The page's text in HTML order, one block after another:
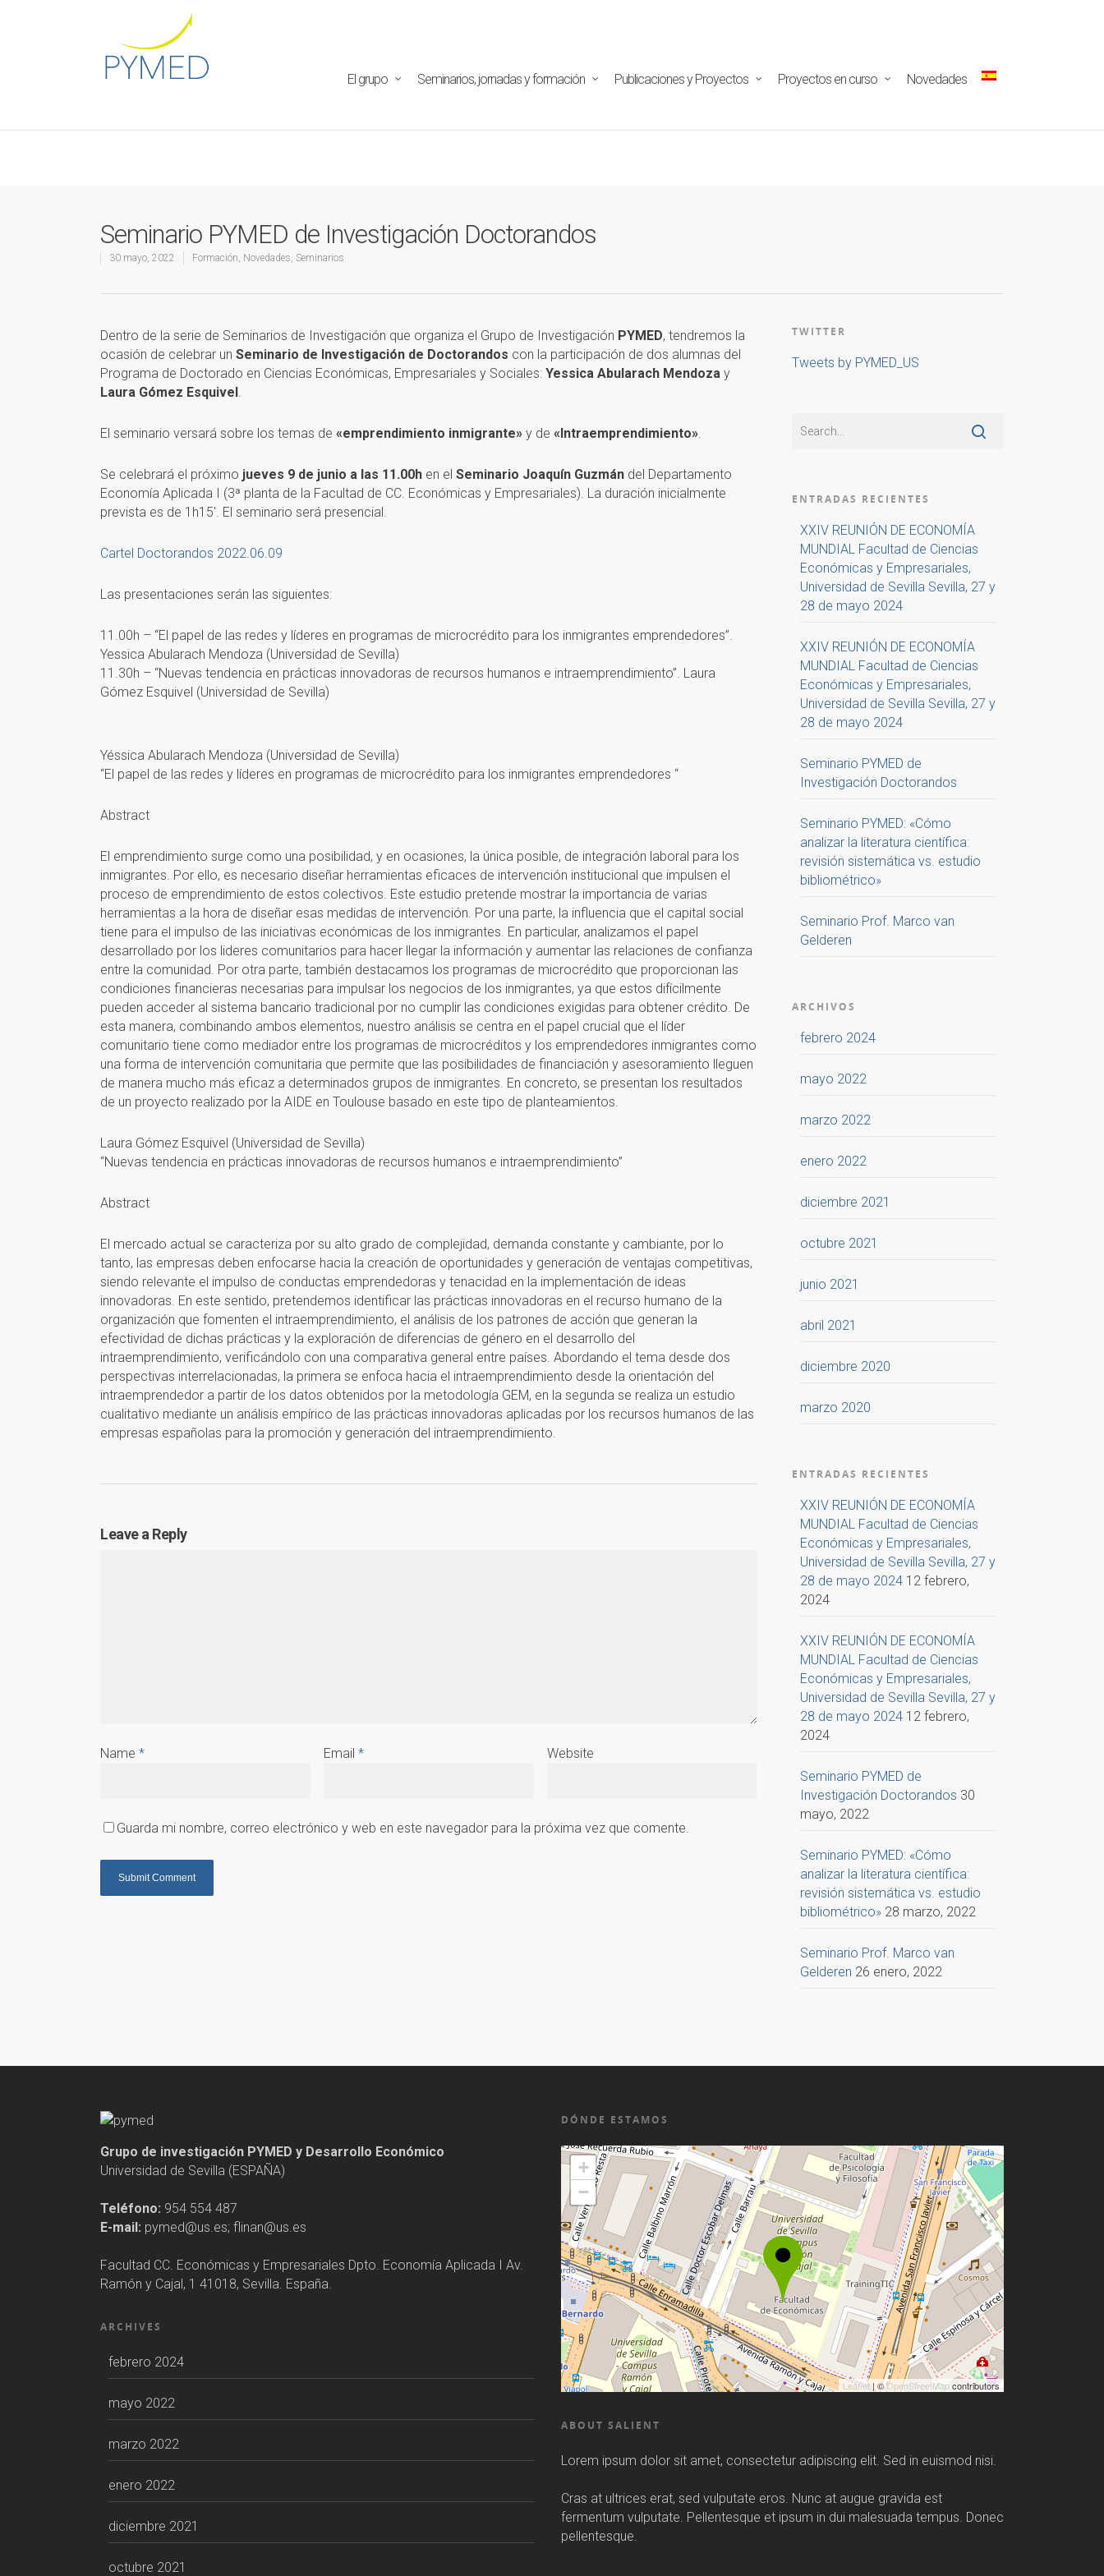
: Creating default object from empty value in
framework/ReduxCore/inc/class.redux_filesystem.php
El grupo Seminarios, jornadas y formación Publicaciones y Proyectos Proyectos en curso Novedades
Seminario PYMED de Investigación Doctorandos
30 mayo, 2022 Formación Novedades Seminarios
Dentro de la serie de Seminarios de Investigación que organiza el Grupo de Investigación PYMED, tendremos la
ocasión de celebrar un Seminario de Investigación de Doctorandos con la participación de dos alumnas del
Programa de Doctorado en Ciencias Económicas, Empresariales y Sociales: Yessica Abularach Mendoza y
Laura Gómez Esquivel
El seminario versará sobre los temas de «emprendimiento inmigrante» y de «Intraemprendimiento»
Se celebrará el próximo jueves 9 de junio a las 11.00h en el Seminario Joaquín Guzmán del Departamento
Economía Aplicada I (3ª planta de la Facultad de CC. Económicas y Empresariales). La duración inicialmente
prevista es de 1h15′. El seminario será presencial.
Cartel Doctorandos 2022.06.09
Las presentaciones serán las siguientes:
11.00h – “El papel de las redes y lí­deres en programas de microcrédito para los inmigrantes emprendedores”.
Yessica Abularach Mendoza (Universidad de Sevilla)
11.30h – “Nuevas tendencia en prácticas innovadoras de recursos humanos e intraemprendimiento”. Laura
Gómez Esquivel (Universidad de Sevilla)
Yéssica Abularach Mendoza (Universidad de Sevilla)
“El papel de las redes y líderes en programas de microcrédito para los inmigrantes emprendedores “
Abstract
El emprendimiento surge como una posibilidad, y en ocasiones, la única posible, de integración laboral para los
inmigrantes. Por ello, es necesario diseñar herramientas eficaces de intervención institucional que impulsen el
proceso de emprendimiento de estos colectivos. Este estudio pretende mostrar la importancia de varias
herramientas a la hora de diseñar esas medidas de intervención. Por una parte, la influencia que el capital social
tiene para el impulso de las iniciativas económicas de los inmigrantes. En particular, analizamos el papel
desarrollado por los lideres comunitarios para hacer llegar la información y aumentar las relaciones de confianza
entre la comunidad. Por otra parte, también destacamos los programas de microcrédito que proporcionan las
condiciones financieras necesarias para impulsar los negocios de los inmigrantes, ya que estos difícilmente
pueden acceder al sistema bancario tradicional por no cumplir las condiciones exigidas para obtener crédito. De
esta manera, combinando ambos elementos, nuestro análisis se centra en el papel crucial que el líder
comunitario tiene como mediador entre los programas de microcréditos y los emprendedores inmigrantes como
una forma de intervención comunitaria que permite que las posibilidades de financiación y asesoramiento lleguen
de manera mucho más eficaz a determinados grupos de inmigrantes. En concreto, se presentan los resultados
de un proyecto realizado por la AIDE en Toulouse basado en este tipo de planteamientos.
Laura Gómez Esquivel (Universidad de Sevilla)
“Nuevas tendencia en prácticas innovadoras de recursos humanos e intraemprendimiento”
Abstract
El mercado actual se caracteriza por su alto grado de complejidad, demanda constante y cambiante, por lo
tanto, las empresas deben enfocarse hacia la creación de oportunidades y generación de ventajas competitivas,
siendo relevante el impulso de conductas emprendedoras y tenacidad en la implementación de ideas
innovadoras. En este sentido, pretendemos identificar las prácticas innovadoras en el recurso humano de la
organización que fomenten el intraemprendimiento, el análisis de los patrones de acción que generan la
efectividad de dichas prácticas y la exploración de diferencias de género en el desarrollo del
intraemprendimiento, verificándolo con una comparativa general entre países. Abordando el tema desde dos
perspectivas interrelacionadas, la primera se enfoca hacia el intraemprendimiento desde la orientación del
intraemprendedor a partir de los datos obtenidos por la metodología GEM, en la segunda se realiza un estudio
cualitativo mediante un análisis empírico de las prácticas innovadoras aplicadas por los recursos humanos de las
empresas españolas para la promoción y generación del intraemprendimiento.
Leave a Reply
Name * Email * Website
Guarda mi nombre, correo electrónico y web en este navegador para la próxima vez que comente.
TWITTER
Tweets by PYMED_US
ENTRADAS RECIENTES
XXIV REUNIÓN DE ECONOMÍA
MUNDIAL Facultad de Ciencias
Económicas y Empresariales,
Universidad de Sevilla Sevilla, 27 y
28 de mayo 2024
XXIV REUNIÓN DE ECONOMÍA
MUNDIAL Facultad de Ciencias
Económicas y Empresariales,
Universidad de Sevilla Sevilla, 27 y
28 de mayo 2024
Seminario PYMED de
Investigación Doctorandos
Seminario PYMED: «Cómo
analizar la literatura científica:
revisión sistemática vs. estudio
bibliométrico»
Seminario Prof. Marco van
Gelderen
ARCHIVOS
febrero 2024
mayo 2022
marzo 2022
enero 2022
diciembre 2021
octubre 2021
junio 2021
abril 2021
diciembre 2020
marzo 2020
ENTRADAS RECIENTES
XXIV REUNIÓN DE ECONOMÍA
MUNDIAL Facultad de Ciencias
Económicas y Empresariales,
Universidad de Sevilla Sevilla, 27 y
28 de mayo 2024 12 febrero,
2024
XXIV REUNIÓN DE ECONOMÍA
MUNDIAL Facultad de Ciencias
Económicas y Empresariales,
Universidad de Sevilla Sevilla, 27 y
28 de mayo 2024 12 febrero,
2024
Seminario PYMED de
Investigación Doctorandos 30
mayo, 2022
Seminario PYMED: «Cómo
analizar la literatura científica:
revisión sistemática vs. estudio
bibliométrico» 28 marzo, 2022
Seminario Prof. Marco van
Gelderen 26 enero, 2022
Grupo de investigación PYMED y Desarrollo Económico
Universidad de Sevilla (ESPAÑA)
Teléfono: 954 554 487
E-mail: pymed@us.es; flinan@us.es
Facultad CC. Económicas y Empresariales Dpto. Economía Aplicada I Av.
Ramón y Cajal, 1 41018, Sevilla. España.
ARCHIVES
febrero 2024
mayo 2022
marzo 2022
enero 2022
diciembre 2021
octubre 2021
DÓNDE ESTAMOS
+
−
Leaflet| ©OpenStreetMapcontributors
ABOUT SALIENT
Lorem ipsum dolor sit amet, consectetur adipiscing elit. Sed in euismod nisi.
Cras at ultrices erat, sed vulputate eros. Nunc at augue gravida est
fermentum vulputate. Pellentesque et ipsum in dui malesuada tempus. Donec
pellentesque.